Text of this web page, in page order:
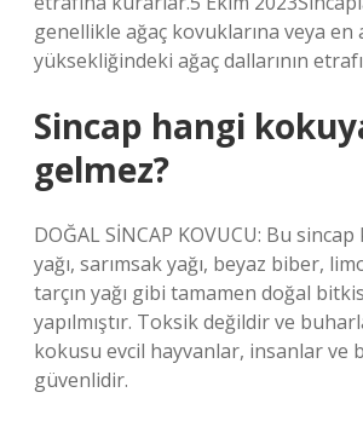
genellikle ağaç kovuklarına veya en
yüksekliğindeki ağaç dallarının
Sincap hangi
gelmez?
DOĞAL SİNCAP KOVUCU: Bu
yağı, sarımsak yağı, beyaz biber,
tarçın yağı gibi tamamen doğal
yapılmıştır. Toksik değildir ve
kokusu evcil hayvanlar, insanlar ve
güvenlidir.